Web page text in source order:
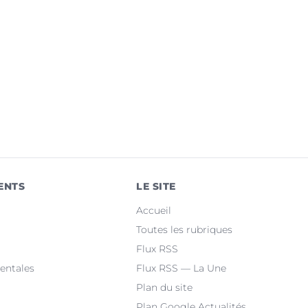
LE SITE
Accueil
Toutes les rubriques
Flux RSS
Flux RSS — La Une
Plan du site